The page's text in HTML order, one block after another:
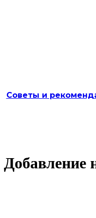
Советы и
Добавление